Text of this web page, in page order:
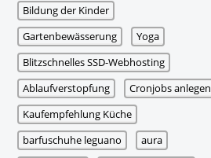
Bildung der Kinder
Gartenbewässerung
Yoga
Blitzschnelles SSD-Webhosting
Ablaufverstopfung
Cronjobs anlegen
Kaufempfehlung Küche
barfuschuhe leguano
aura